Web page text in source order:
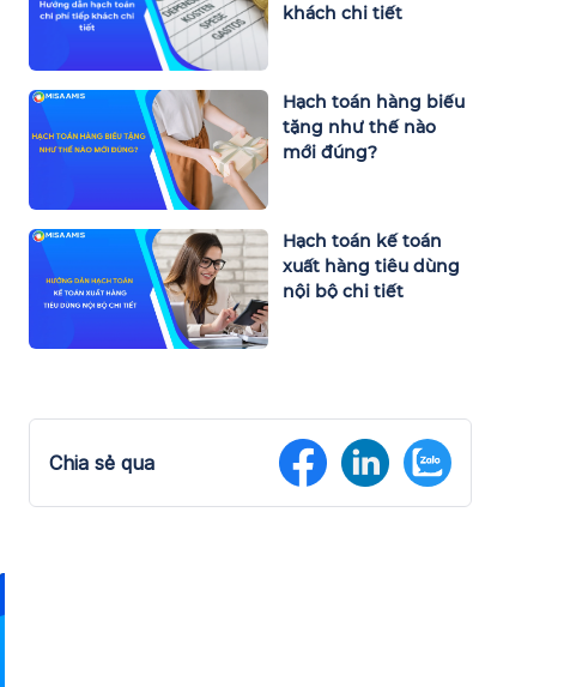
khách chi tiết
Hạch toán hàng biếu
tặng như thế nào
mới đúng?
Hạch toán kế toán
xuất hàng tiêu dùng
nội bộ chi tiết
Chia sẻ qua